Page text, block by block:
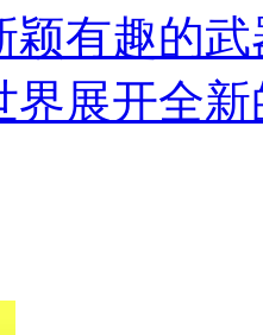
颖有趣的
界展开全